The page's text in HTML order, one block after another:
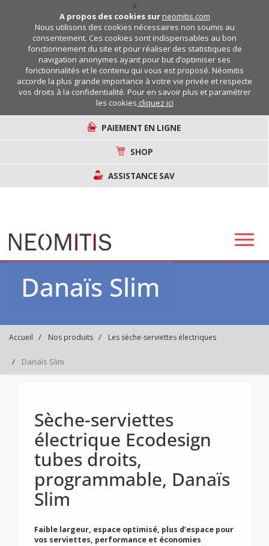
X
A propos des cookies sur neomitis.com
Nous utilisons des cookies nécessaires non soumis au
consentement. Ces cookies sont indispensables au bon
fonctionnement du site et pour réaliser des statistiques de
navigation anonymes ayant pour but d’optimiser ses
fonctionnalités et le contenu qui vous est proposé. Néomitis
accorde la plus grande importance à votre vie privée et respecte
vos droits à la confidentialité. Pour en savoir plus et paramétrer
les cookies,cliquez ici
PAIEMENT EN LIGNE
SHOP
ASSISTANCE SAV
Danaïs Slim
Accueil Nos produits Les sèche-serviettes électriques
Danaïs Slim
Sèche-serviettes
électrique Ecodesign
tubes droits,
programmable, Danaïs